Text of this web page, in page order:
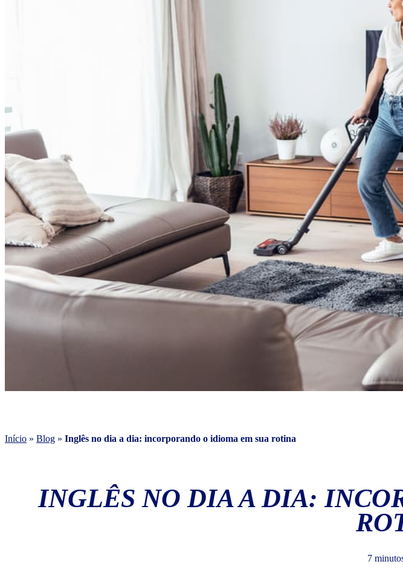
Início » Blog » Inglês no dia a dia: incorporando o idioma em sua rotina
INGLÊS NO DIA A DIA:
7